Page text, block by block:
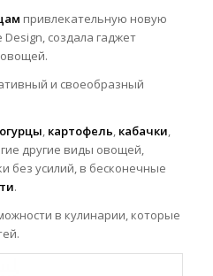
привлекательную новую
создала гаджет
и своеобразный
огурцы, картофель,кабачки,
другие виды овощей,
без усилий, в бесконечные
.
в кулинарии, которые